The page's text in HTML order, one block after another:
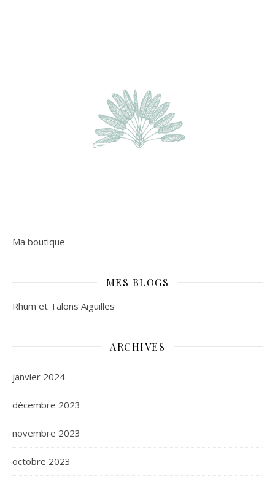
Ma boutique
MES BLOGS
Rhum et Talons Aiguilles
ARCHIVES
janvier 2024
décembre 2023
novembre 2023
octobre 2023